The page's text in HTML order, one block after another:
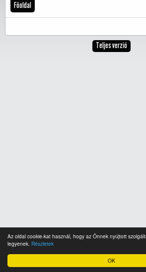
OK
Az oldal cookie-kat használ, hogy az Önnek nyújtott
legyenek. Részletek
Főoldal
Teljes verzió